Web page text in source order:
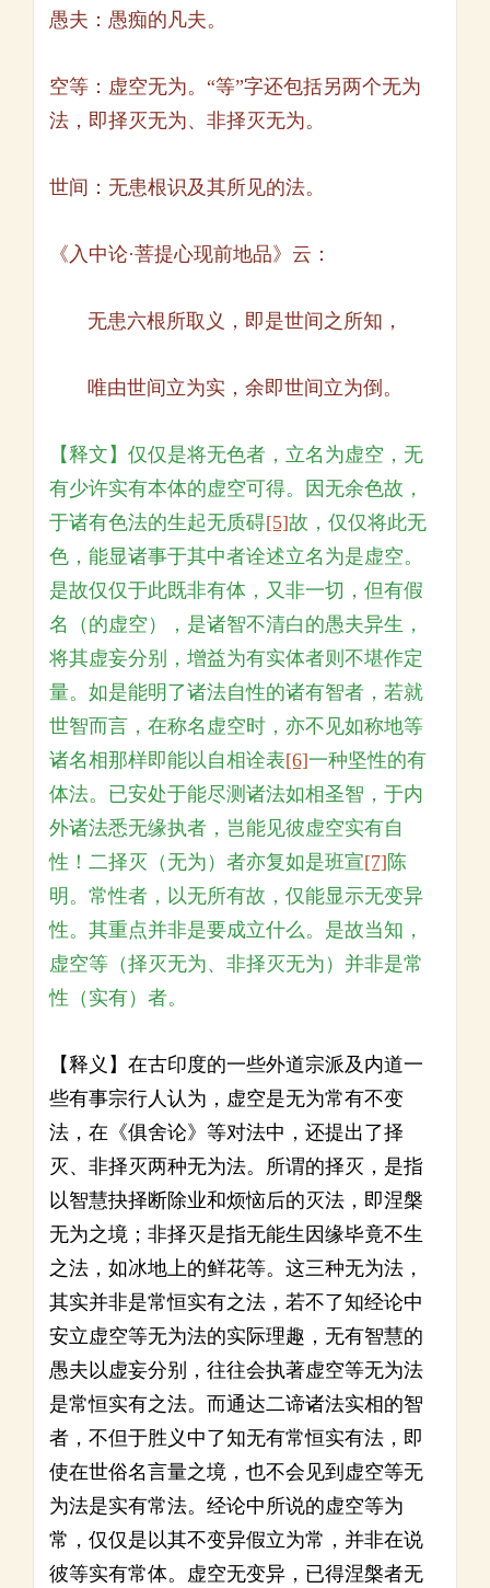
愚夫：愚痴的凡夫。
空等：虚空无为。“等”字还包括另两个无为
法，即择灭无为、非择灭无为。
世间：无患根识及其所见的法。
《入中论·菩提心现前地品》云：
无患六根所取义，即是世间之所知，
唯由世间立为实，余即世间立为倒。
【释文】仅仅是将无色者，立名为虚空，无
有少许实有本体的虚空可得。因无余色故，
于诸有色法的生起无质碍[5]故，仅仅将此无
色，能显诸事于其中者诠述立名为是虚空。
是故仅仅于此既非有体，又非一切，但有假
名（的虚空），是诸智不清白的愚夫异生，
将其虚妄分别，增益为有实体者则不堪作定
量。如是能明了诸法自性的诸有智者，若就
世智而言，在称名虚空时，亦不见如称地等
诸名相那样即能以自相诠表[6]一种坚性的有
体法。已安处于能尽测诸法如相圣智，于内
外诸法悉无缘执者，岂能见彼虚空实有自
性！二择灭（无为）者亦复如是班宣[7] 陈
明。常性者，以无所有故，仅能显示无变异
性。其重点并非是要成立什么。是故当知，
虚空等（择灭无为、非择灭无为）并非是常
性（实有）者。
【释义】在古印度的一些外道宗派及内道一
些有事宗行人认为，虚空是无为常有不变
法，在《俱舍论》等对法中，还提出了择
灭、非择灭两种无为法。所谓的择灭，是指
以智慧抉择断除业和烦恼后的灭法，即涅槃
无为之境；非择灭是指无能生因缘毕竟不生
之法，如冰地上的鲜花等。这三种无为法，
其实并非是常恒实有之法，若不了知经论中
安立虚空等无为法的实际理趣，无有智慧的
愚夫以虚妄分别，往往会执著虚空等无为法
是常恒实有之法。而通达二谛诸法实相的智
者，不但于胜义中了知无有常恒实有法，即
使在世俗名言量之境，也不会见到虚空等无
为法是实有常法。经论中所说的虚空等为
常，仅仅是以其不变异假立为常，并非在说
彼等实有常体。虚空无变异，已得涅槃者无